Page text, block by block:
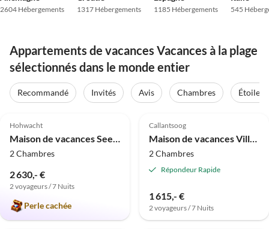
2604 Hébergements 1317 Hébergements 1185 Hébergements 545
Appartements de vacances Vacances à la plage
sélectionnés dans le monde entier
Recommandé Invités Avis Chambres Étoiles
Meilleure
Annonce
Hohwacht
Maison de vacances Seehöft
2 Chambres
2 630,- €
2 voyageurs / 7 Nuits
Perle cachée
Meilleure
Annonce
Callantsoog
Maison de vacances Villa Duinzicht avec Sauna
2 Chambres
Répondeur Rapide
1 615,- €
2 voyageurs / 7 Nuits
Annonce
5.0 (3)
Visite
virtuelle
Annonce
4.3 (1)